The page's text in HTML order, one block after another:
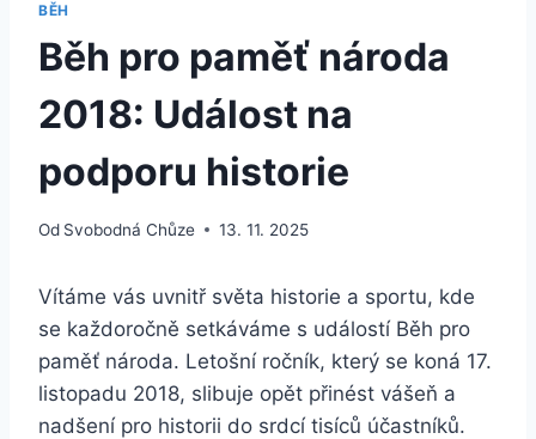
BĚH
Běh pro paměť národa
2018: Událost na
podporu historie
Od Svobodná Chůze 13. 11. 2025
Vítáme vás uvnitř světa historie a sportu, kde
se každoročně setkáváme s událostí Běh pro
paměť národa. Letošní ročník, který se koná 17.
listopadu 2018, slibuje opět přinést vášeň a
nadšení pro historii do srdcí tisíců účastníků.